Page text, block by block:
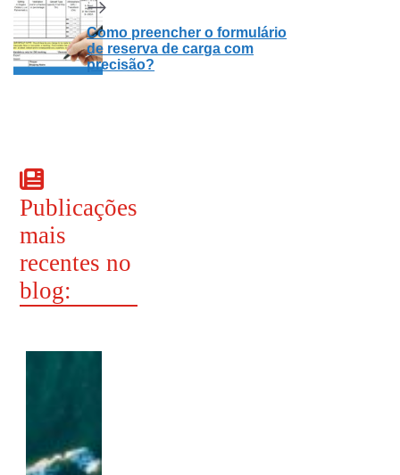
Como preencher o formulário
de reserva de carga com
precisão?
Publicações
mais
recentes no
blog: